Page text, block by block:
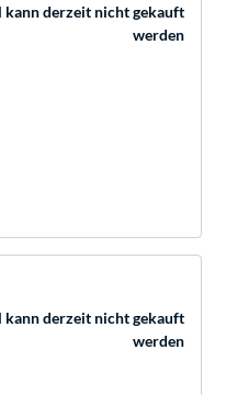
derzeit nicht gekauft
werden
derzeit nicht gekauft
werden